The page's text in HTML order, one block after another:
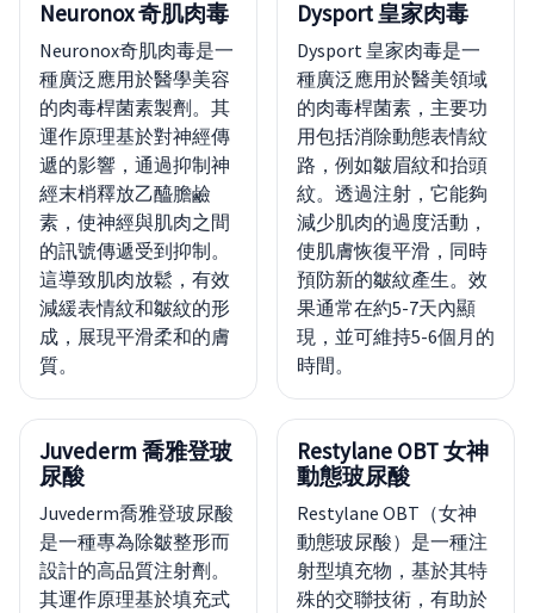
Neuronox 奇肌肉毒
Neuronox奇肌肉毒是一
種廣泛應用於醫學美容
的肉毒桿菌素製劑。其
運作原理基於對神經傳
遞的影響，通過抑制神
經末梢釋放乙醯膽鹼
素，使神經與肌肉之間
的訊號傳遞受到抑制。
這導致肌肉放鬆，有效
減緩表情紋和皺紋的形
成，展現平滑柔和的膚
質。
Dysport 皇家肉毒
Dysport 皇家肉毒是一
種廣泛應用於醫美領域
的肉毒桿菌素，主要功
用包括消除動態表情紋
路，例如皺眉紋和抬頭
紋。透過注射，它能夠
減少肌肉的過度活動，
使肌膚恢復平滑，同時
預防新的皺紋產生。效
果通常在約5-7天內顯
現，並可維持5-6個月的
時間。
Juvederm 喬雅登玻
尿酸
Juvederm喬雅登玻尿酸
是一種專為除皺整形而
設計的高品質注射劑。
其運作原理基於填充式
Restylane OBT 女神
動態玻尿酸
Restylane OBT（女神
動態玻尿酸）是一種注
射型填充物，基於其特
殊的交聯技術，有助於